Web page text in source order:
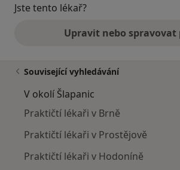
Jste tento lékař?
Upravit nebo spravovat
Související vyhledávání
V okolí Šlapanic
Praktičtí lékaři v Brně
Praktičtí lékaři v Prostějově
Praktičtí lékaři v Hodoníně